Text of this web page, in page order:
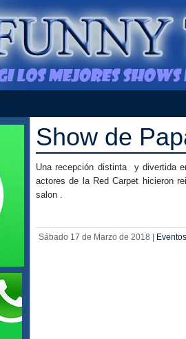
Show de
Una recepción distinta y divertida
actores de la Red Carpet hicieron
salon .
Sábado 17 de Marzo de 2018 |